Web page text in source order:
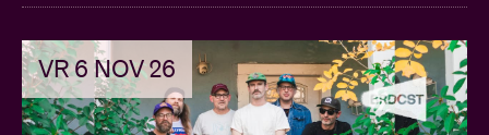
VR 6 NOV 26